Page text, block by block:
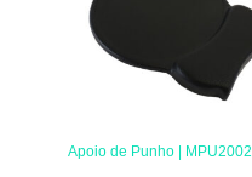
Apoio de Punho | MPU2002